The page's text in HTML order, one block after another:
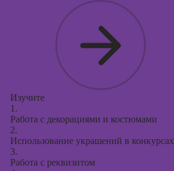
Изучите
1.
Работа с декорациями и костюмами
2.
Использование украшений в конкурсах
3.
Работа с реквизитом